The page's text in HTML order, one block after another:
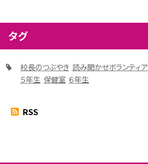
タグ
校長のつぶやき 読み聞かせボランティア
５年生 保健室 ６年生
RSS